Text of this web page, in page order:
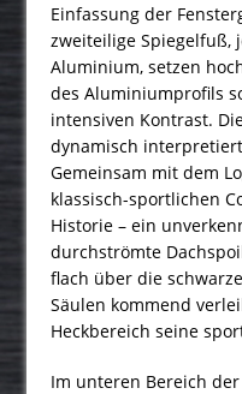
Einfassung der
zweiteilige Spiegelfuß,
Aluminium, setzen
des Aluminiumprofils
intensiven Kontrast.
dynamisch
Gemeinsam mit dem
klassisch-sportlichen
Historie – ein
durchströmte
flach über die
Säulen kommend
Heckbereich seine
Im unteren Bereich